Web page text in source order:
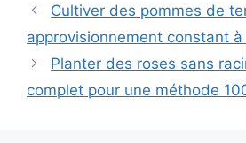
Cultiver des pommes de
approvisionnement constant
Planter des roses sans
complet pour une méthode